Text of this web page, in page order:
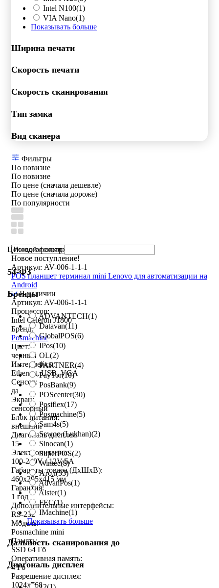
Intel N100(1)
VIA Nano(1)
Показывать больше
Ширина печати
Скорость печати
Скорость сканирования
Тип замка
Вид сканера
Фильтры
По новизне
По новизне
По цене (сначала дешевле)
По цене (сначала дороже)
По популярности
Ценовой фильтр
54-ФЗ
Бренды
ADVANTECH(1)
Datavan(11)
GlobalPOS(6)
IPos(10)
OL(2)
PARTNER(4)
PayTor(10)
PosBank(9)
POScenter(30)
Posiflex(17)
Posmachine(5)
Sam4s(5)
Sewoo (Lukhan)(2)
Sinocan(1)
SuperPOS(2)
Wintec(8)
Атол(33)
AdvanPos(1)
Alster(1)
FEC(1)
IMachine(1)
Показывать больше
Дальность сканирования до
Диагональ дисплея
Новое поступление!
Артикул: AV-006-1-1-1
POS планшет терминал mini Lenovo для автоматизации на
Android
В наличии
Артикул: AV-006-1-1-1
Процессор:
Intel Celeron J1800
Бренд:
Posmachine
Цвет:
черный
Интерфейсы:
Ethernet, USB, VGA
Сенсор:
да
Экран:
сенсорный
Блок питания:
внешний
Диагональ дисплея:
15
Электропитание:
100-240V / 12V/5A
Габариты товара (ДxШxВ):
460x295x415 мм
Гарантия:
1 год
Дополнительные интерфейсы:
RS-232
Модель:
Posmachine mini
Память:
SSD 64 Гб
Оперативная память:
4 Гб
Разрешение дисплея:
1024x768